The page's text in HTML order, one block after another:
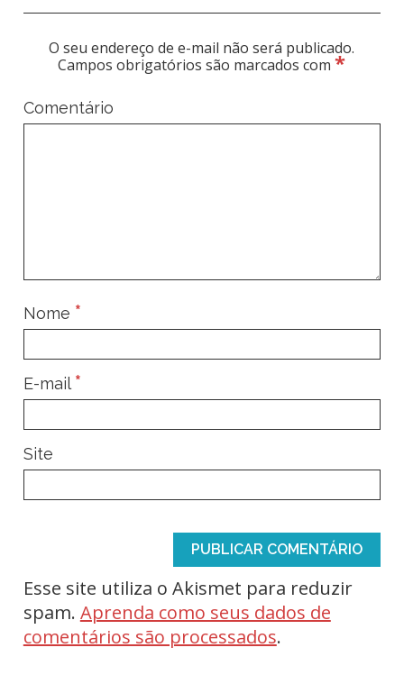
O seu endereço de e-mail não será publicado.
Campos obrigatórios são marcados com*
Comentário
Nome *
E-mail*
Site
Esse site utiliza o Akismet para reduzir
spam. Aprenda como seus dados de
comentários são processados.